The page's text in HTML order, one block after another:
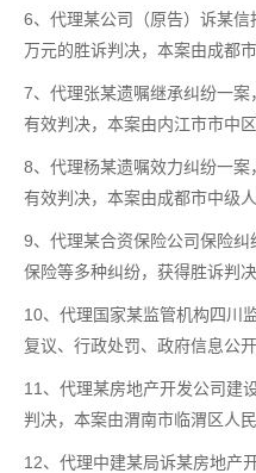
6、代理某公司（原告）诉某
万元的胜诉判决，本案由成都
7、代理张某遗嘱继承纠纷一
有效判决，本案由内江市市中
8、代理杨某遗嘱效力纠纷一
有效判决，本案由成都市中级人
9、代理某合资保险公司保险
保险等多种纠纷，获得胜诉判决
10、代理国家某监管机构四川
复议、行政处罚、政府信息公
11、代理某房地产开发公司建
判决，本案由渭南市临渭区人民
12、代理中建某局诉某房地产